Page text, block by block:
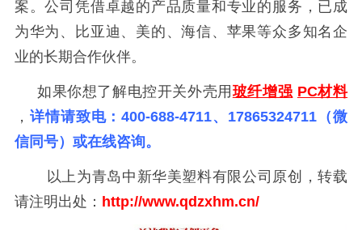
案。公司凭借卓越的产品质量和专业的服务，已成
为华为、比亚迪、美的、海信、苹果等众多知名企
业的长期合作伙伴。
如果你想了解电控开关外壳用 玻纤增强 PC材料
， 详情请致电：400-688-4711、17865324711（微
信同号）或在线咨询。
以上为青岛中新华美塑料有限公司原创，转载
请注明出处： http://www.qdzxhm.cn/